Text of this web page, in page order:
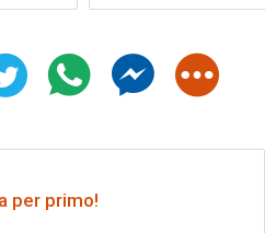
per primo!